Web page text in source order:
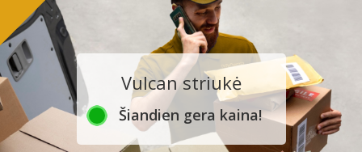
Vulcan striukė
Šiandien gera kaina!